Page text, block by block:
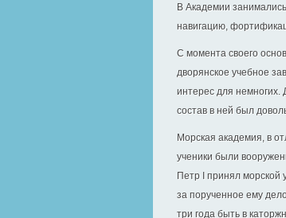
В Академии
навигацию,
С момента своего
дворянское учебное
интерес для
состав в ней был
Морская академия, в
ученики были
Петр I принял морской
за порученное ему
три года быть в